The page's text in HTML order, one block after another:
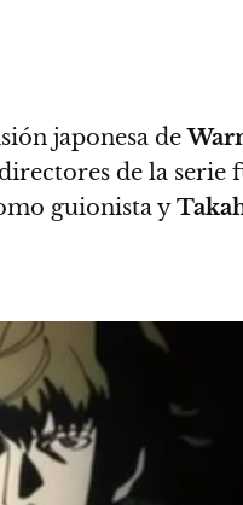
japonesa de
de la serie
guionista y